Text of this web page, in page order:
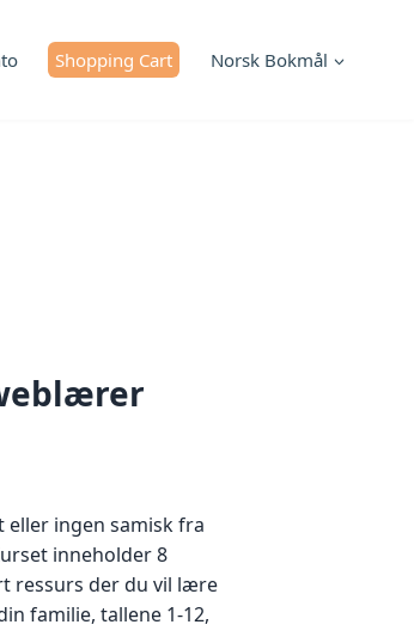
Shopping Cart Norsk Bokmål
ingen samisk fra
inneholder 8
ressurs der du vil lære
familie, tallene 1-12,